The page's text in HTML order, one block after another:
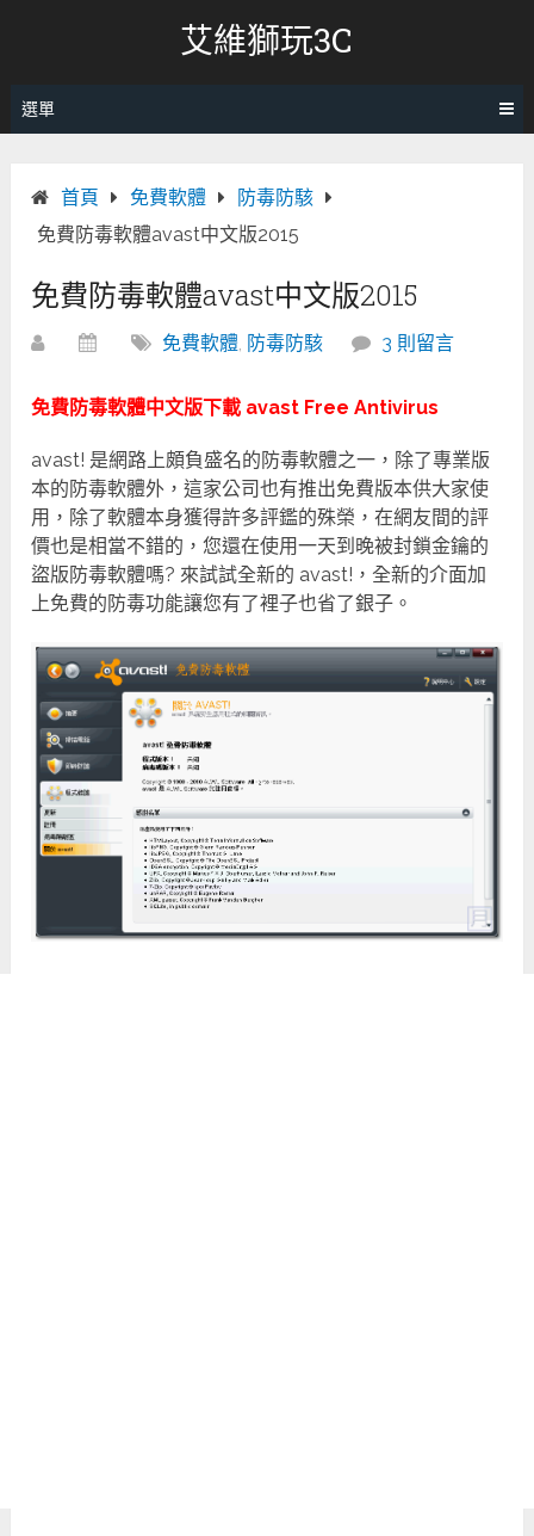
艾維獅玩3C
選單
首頁 免費軟體
防毒防駭
免費防毒軟體avast中文版2015
免費防毒軟體avast中文版2015
免費軟體, 防毒防駭 3 則留言
免費防毒軟體中文版下載 avast Free Antivirus
avast! 是網路上頗負盛名的防毒軟體之一，除了專業版
本的防毒軟體外，這家公司也有推出免費版本供大家使
用，除了軟體本身獲得許多評鑑的殊榮，在網友間的評
價也是相當不錯的，您還在使用一天到晚被封鎖金鑰的
盜版防毒軟體嗎? 來試試全新的 avast!，全新的介面加
上免費的防毒功能讓您有了裡子也省了銀子。